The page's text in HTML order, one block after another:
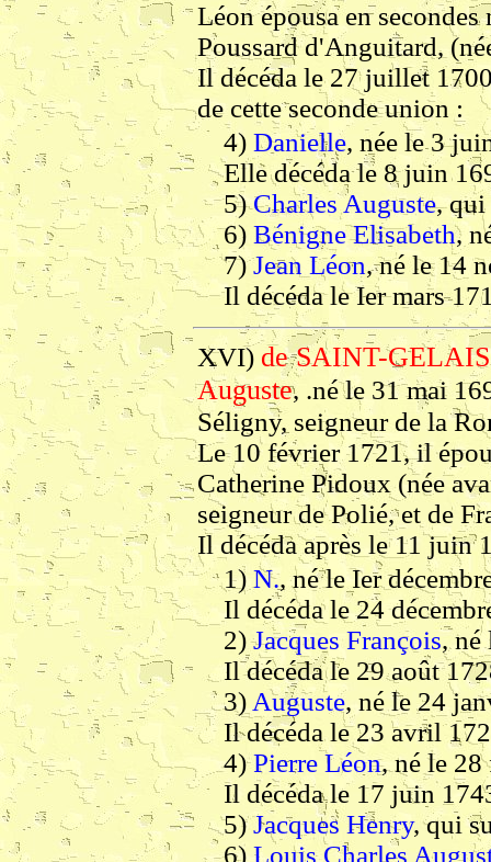
Léon épousa en
Poussard d'Anguitard,
Il décéda le 27 juillet
de cette seconde union :
4) Danielle, née le 3
Elle décéda le 8 juin
5)Charles Auguste,
6) Bénigne Elisabeth,
7)Jean Léon, né le 14
Il décéda le Ier mars
XVI) de SAINT-
Auguste, .né le 31 mai
Séligny, seigneur de la
Le 10 février 1721, il
Catherine Pidoux (née
seigneur de Polié, et de
Il décéda après le 11 juin
1) N., né le Ier
Il décéda le 24
2)Jacques François, né
Il décéda le 29 août
3) Auguste, né le 24
Il décéda le 23 avril
4)Pierre Léon, né le
Il décéda le 17 juin
5)Jacques Henry, qui
6)Louis Charles